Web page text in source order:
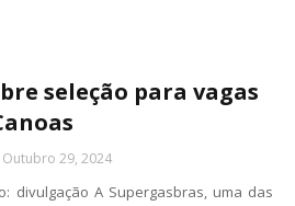
seleção para vagas
Outubro 29, 2024
divulgação A Supergasbras, uma das